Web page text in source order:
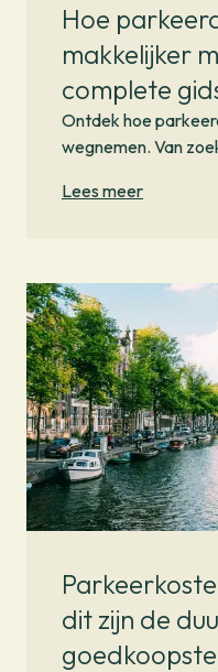
Hoe
makkelijker
complete
Ontdek hoe
wegnemen. Van
Lees meer
dit zijn de